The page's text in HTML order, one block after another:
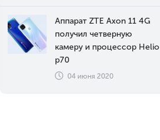
Аппарат ZTE Axon 11 4G
получил четверную
камеру и процессор Helio
p70
04 июня 2020